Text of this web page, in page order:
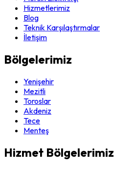
Hizmetlerimiz
Blog
Teknik Karşılaştırmalar
İletişim
Bölgelerimiz
Yenişehir
Mezitli
Toroslar
Akdeniz
Tece
Menteş
Hizmet Bölgelerimiz